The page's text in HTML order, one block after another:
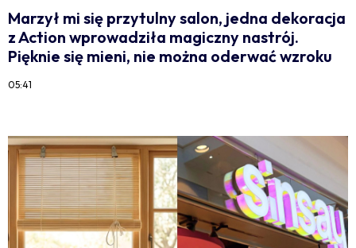
Marzył mi się przytulny salon, jedna dekoracja
z Action wprowadziła magiczny nastrój.
Pięknie się mieni, nie można oderwać wzroku
05:41